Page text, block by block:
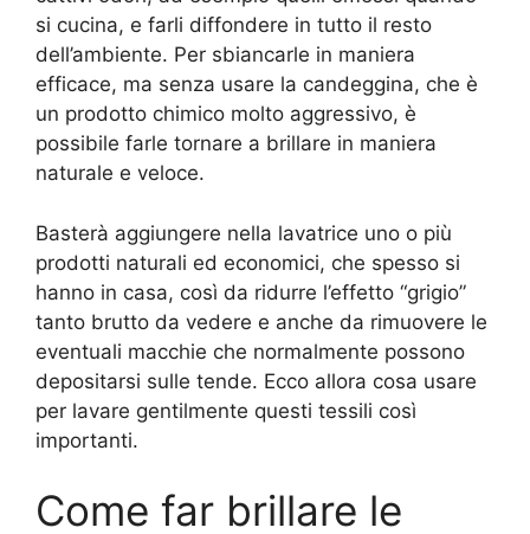
si cucina, e farli diffondere in tutto il resto
dell’ambiente. Per sbiancarle in maniera
efficace, ma senza usare la candeggina, che è
un prodotto chimico molto aggressivo, è
possibile farle tornare a brillare in maniera
naturale e veloce.
Basterà aggiungere nella lavatrice uno o più
prodotti naturali ed economici, che spesso si
hanno in casa, così da ridurre l’effetto “grigio”
tanto brutto da vedere e anche da rimuovere le
eventuali macchie che normalmente possono
depositarsi sulle tende. Ecco allora cosa usare
per lavare gentilmente questi tessili così
importanti.
Come far brillare le